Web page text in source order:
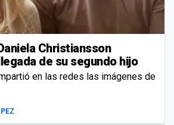
Christiansson
de su segundo hijo
en las redes las imágenes de